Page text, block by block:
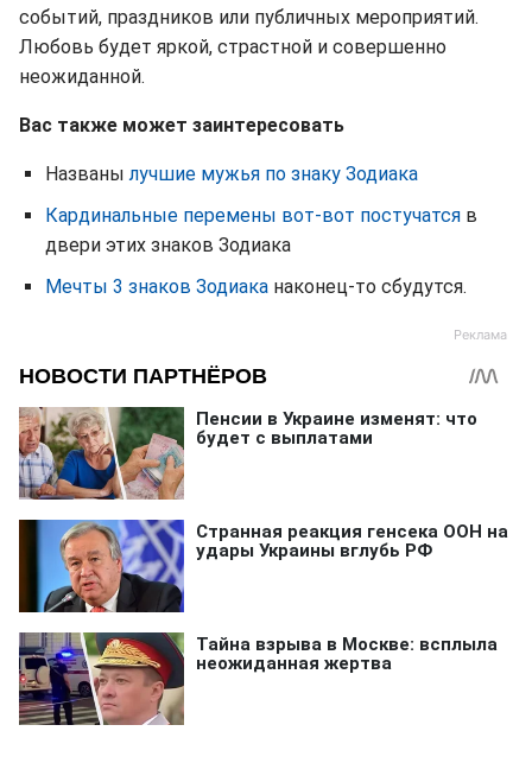
событий, праздников или публичных мероприятий.
Любовь будет яркой, страстной и совершенно
неожиданной.
Вас также может заинтересовать
Названы лучшие мужья по знаку Зодиака
Кардинальные перемены вот-вот постучатся в
двери этих знаков Зодиака
Мечты 3 знаков Зодиака наконец-то сбудутся.